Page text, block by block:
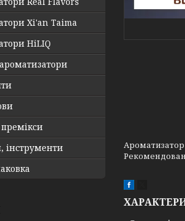
Xi'an Taima
HiLIQ
інструменти